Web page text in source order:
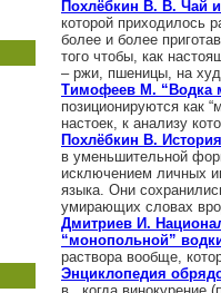
Похлёбкин В. В. Чай
которой приходилось
более и более
того чтобы, как
– ржи, пшеницы, на
Тимофеев М. “Водка
позиционируются как
настоек, к анализу
Похлёбкин В.
в уменьшительной
исключением личных
языка. Они
умирающих словах
Дмитриев И.
“монопольной”
раствора вообще,
Энциклопедия